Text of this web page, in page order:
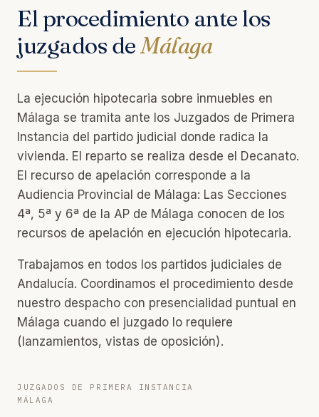
El procedimiento ante los
juzgados deMálaga
La ejecución hipotecaria sobre inmuebles en
Málaga se tramita ante los Juzgados de Primera
Instancia del partido judicial donde radica la
vivienda. El reparto se realiza desde el Decanato.
El recurso de apelación corresponde a la
Audiencia Provincial de Málaga: Las Secciones
4ª, 5ª y 6ª de la AP de Málaga conocen de los
recursos de apelación en ejecución hipotecaria.
Trabajamos en todos los partidos judiciales de
Andalucía. Coordinamos el procedimiento desde
nuestro despacho con presencialidad puntual en
Málaga cuando el juzgado lo requiere
(lanzamientos, vistas de oposición).
JUZGADOS DE PRIMERA INSTANCIA
MÁLAGA